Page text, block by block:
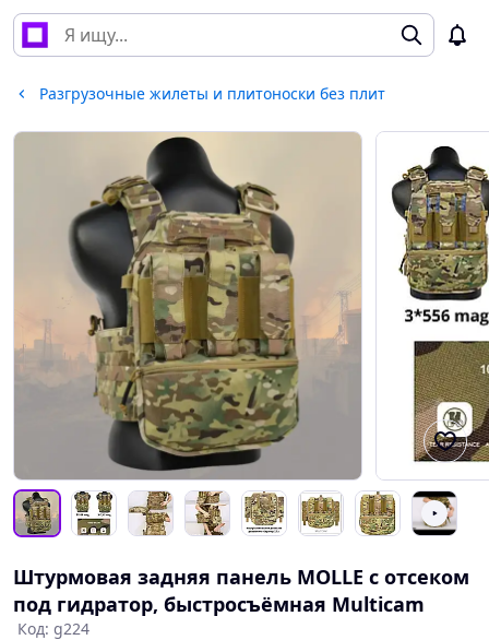
Разгрузочные жилеты и плитоноски без плит
Штурмовая задняя панель MOLLE с отсеком
под гидратор, быстросъёмная Multicam
Код: g224